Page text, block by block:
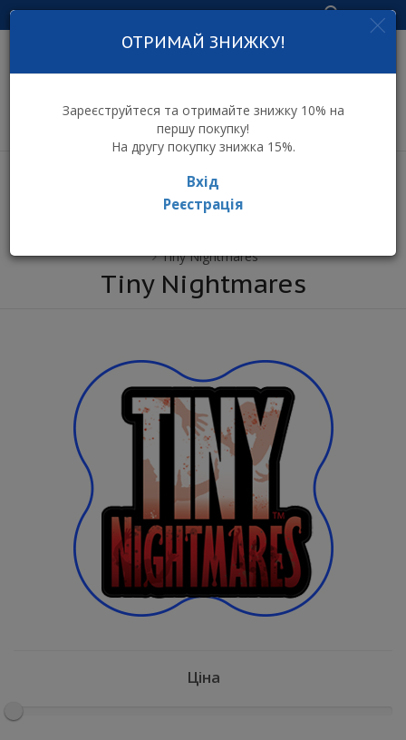
Увійти
інтернет-магазин
ОТРИМАЙ ЗНИЖКУ!
Зареєструйтеся та отримайте знижку 10% на
першу покупку!
На другу покупку знижка 15%.
Вхід
Реєстрація
Tiny Nightmares
Tiny Nightmares
Ціна